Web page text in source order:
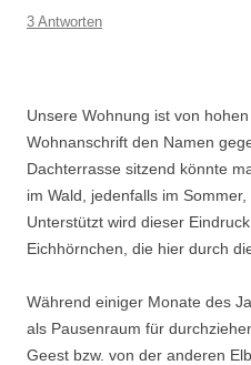
3 Antworten
Unsere Wohnung ist von
Wohnanschrift den Namen
Dachterrasse sitzend könnte
im Wald, jedenfalls im
Unterstützt wird dieser
Eichhörnchen, die hier durch
Während einiger Monate des
als Pausenraum für
Geest bzw. von der anderen